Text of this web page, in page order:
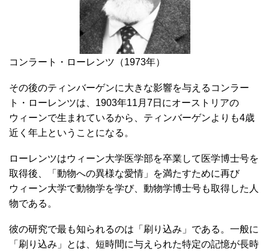
コンラート・ローレンツ（1973年）
その後のティンバーゲンに大きな影響を与えるコンラー
ト・ローレンツは、1903年11月7日にオーストリアの
ウィーンで生まれているから、ティンバーゲンよりも4歳
近く年上ということになる。
ローレンツはウィーン大学医学部を卒業して医学博士号を
取得後、「動物への異様な愛情」を満たすために再び
ウィーン大学で動物学を学び、動物学博士号も取得した人
物である。
彼の研究で最も知られるのは「刷り込み」である。一般に
「刷り込み」とは、短時間に与えられた特定の記憶が長時